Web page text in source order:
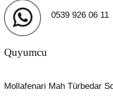
0539 926 06 11
Quyumcu
Mollafenari Mah Türbedar